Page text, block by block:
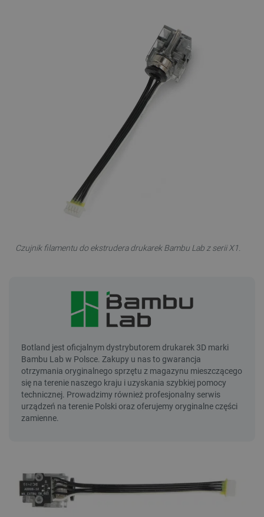
Czujnik filamentu do ekstrudera drukarek Bambu Lab z serii X1.